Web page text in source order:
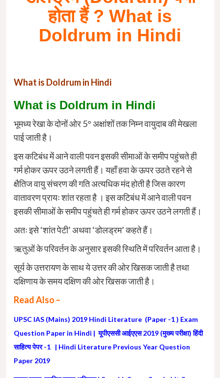
होता हैं ? What is
Doldrum in Hindi
What is Doldrum in Hindi
What is Doldrum in Hindi
भूमध्य रेखा के दोनों ओर 5° अक्षांशों तक निम्न वायुदाब की मेखला
पाई जाती है।
इस कटिबंध में आने वाली पवन इसकी सीमाओं के समीप पहुंचते ही
गर्म होकर ऊपर उठने लगती हैं। यहाँ हवा के ऊपर उठते रहने से
क्षैतिज वायु संचरण की गति अत्यधिक मंद होती है जिस कारण
वातावरण प्रायः शांत रहता है । इस कटिबंध में आने वाली पवन
इसकी सीमाओं के समीप पहुंचते ही गर्म होकर ऊपर उठने लगती हैं।
अतः इसे ‘शांत पेटी’ अथवा ‘डोलड्रम’ कहते हैं।
ऋतुओं के परिवर्तन के अनुसार इसकी स्थिति में परिवर्तन आता है।
सूर्य के उत्तरायण के साथ ये उत्तर की ओर खिसक जाती है तथा
दक्षिणाय के समय दक्षिण की ओर खिसक जाती है।
Read Also –
UPSC IAS (Mains) 2019 Hindi Literature (Paper -1 ) Exam
Question Paper in Hindi | यूपीएससी आईएएस 2019 (मुख्य परीक्षा) हिंदी
साहित्य पेपर -1 | Hindi Literature Previous Year Question
Paper 2019